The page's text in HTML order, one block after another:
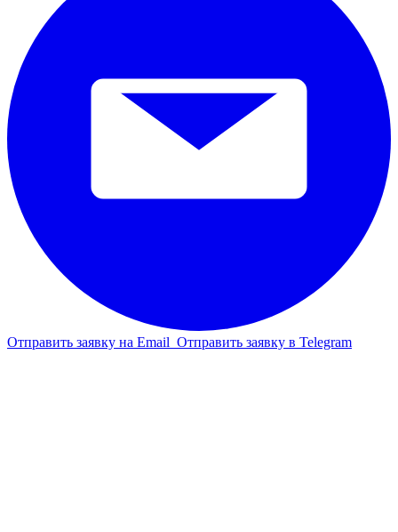
Отправить заявку на Email Отправить заявку в Telegram